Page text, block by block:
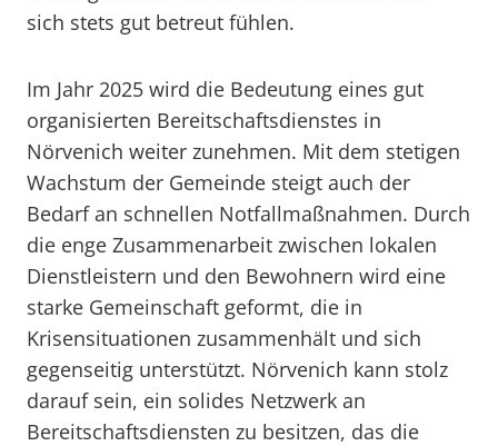
sich stets gut betreut fühlen.
Im Jahr 2025 wird die Bedeutung eines gut
organisierten Bereitschaftsdienstes in
Nörvenich weiter zunehmen. Mit dem stetigen
Wachstum der Gemeinde steigt auch der
Bedarf an schnellen Notfallmaßnahmen. Durch
die enge Zusammenarbeit zwischen lokalen
Dienstleistern und den Bewohnern wird eine
starke Gemeinschaft geformt, die in
Krisensituationen zusammenhält und sich
gegenseitig unterstützt. Nörvenich kann stolz
darauf sein, ein solides Netzwerk an
Bereitschaftsdiensten zu besitzen, das die